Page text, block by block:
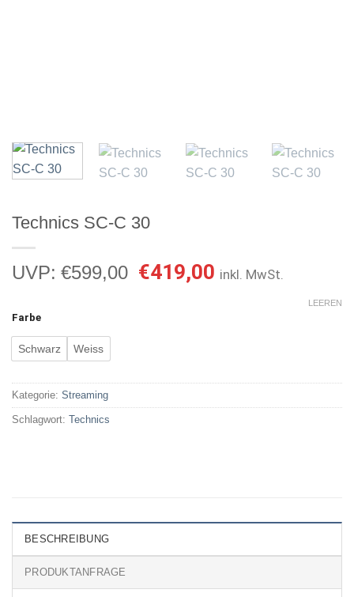
Technics SC-C 30
UVP: €599,00 Ursprünglicher
€419,00 Aktueller
inkl. MwSt.
Farbe
Schwarz Weiss
LEEREN
Kategorie: Streaming
Schlagwort: Technics
BESCHREIBUNG
PRODUKTANFRAGE